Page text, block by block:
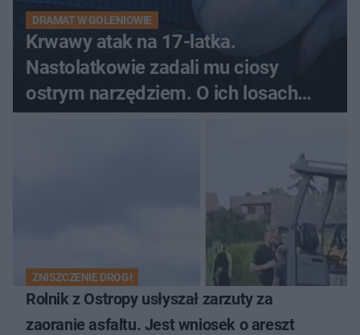
DRAMAT W GOLENIOWIE
Krwawy atak na 17-latka.
Nastolatkowie zadali mu ciosy
ostrym narzędziem. O ich losach
zdecyduje sąd rodzinny
ZNISZCZENIE DROGI
Rolnik z Ostropy usłyszał zarzuty za
zaoranie asfaltu. Jest wniosek o areszt